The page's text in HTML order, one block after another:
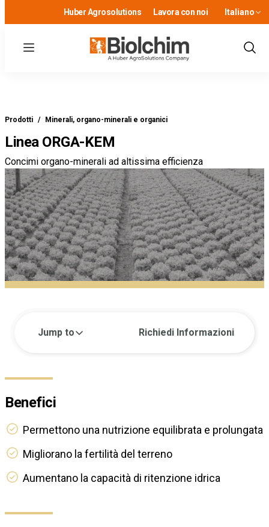
Huber Agrosolutions Lavora con noi Italiano
Menu
Show
Prodotti / Minerali, organo-minerali e organici
Linea ORGA-KEM
Concimi organo-minerali ad altissima efficienza
Jump to Richiedi Informazioni
Benefici
Permettono una nutrizione equilibrata e prolungata
Migliorano la fertilità del terreno
Aumentano la capacità di ritenzione idrica